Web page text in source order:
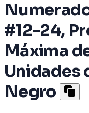
#12-24,
Máxima
Unidades
Negro